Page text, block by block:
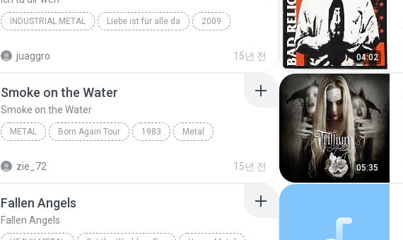
INDUSTRIAL METAL Liebe ist für alle da 2009
juaggro 15년 전 04:02
Smoke on the Water
Smoke on the Water
METAL Born Again Tour 1983 Metal
zie_72 15년 전 05:35
Fallen Angels
Fallen Angels